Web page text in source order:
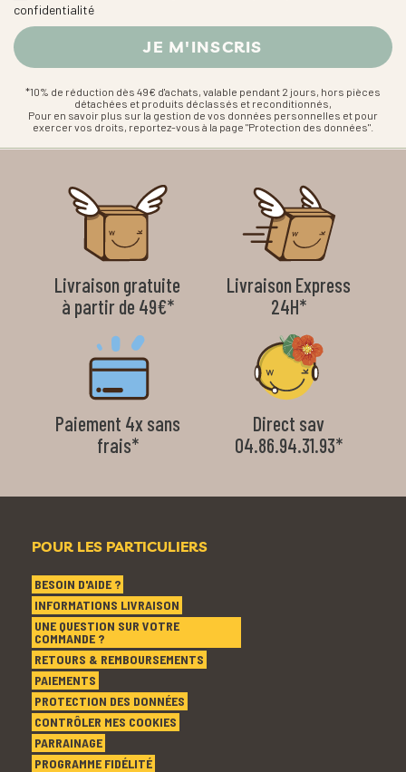
confidentialité
*10% de réduction dès 49€ d'achats, valable pendant 2 jours, hors pièces
détachées et produits déclassés et reconditionnés,
Pour en savoir plus sur la gestion de vos données personnelles et pour
exercer vos droits, reportez-vous à la page "Protection des données".
Livraison gratuite
à partir de 49€*
Livraison Express
24H*
Paiement 4x sans
frais*
Direct sav
04.86.94.31.93*
POUR LES PARTICULIERS
BESOIN D'AIDE ?
INFORMATIONS LIVRAISON
UNE QUESTION SUR VOTRE
COMMANDE ?
RETOURS & REMBOURSEMENTS
PAIEMENTS
PROTECTION DES DONNÉES
CONTRÔLER MES COOKIES
PARRAINAGE
PROGRAMME FIDÉLITÉ